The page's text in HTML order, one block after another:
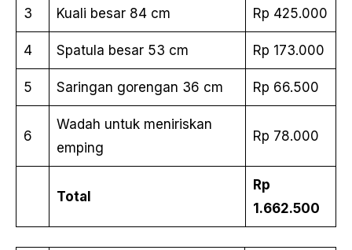
3 Kuali besar 84 cm Rp 425.000
4 Spatula besar 53 cm Rp 173.000
5 Saringan gorengan 36 cm Rp 66.500
6
Wadah untuk meniriskan
emping
Rp 78.000
Total
Rp
1.662.500